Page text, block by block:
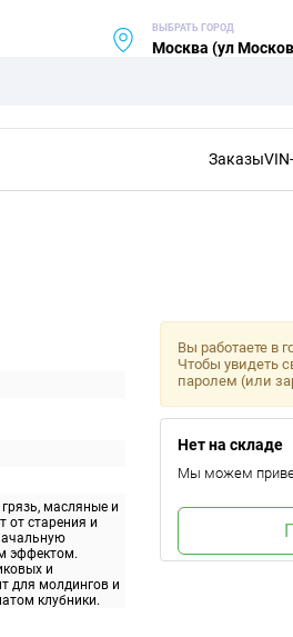
ВЫБРАТЬ ГОРОД
Москва (ул
Заказы
масляные и
от старения и
эффектом.
и
для молдингов и
клубники.
Вы работаете в
Чтобы увидеть
паролем (или
Нет на складе
Мы можем